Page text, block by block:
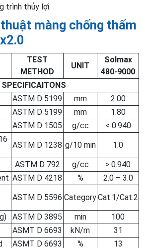
trình thủy lợi.
màng chống thấm
TEST
METHOD
UNIT
Solmax
480-9000
SPECIFICAITONS
ASTM D 5199 mm
2.00
ASTM D 5199 mm
1.80
ASTM D 1505 g/cc
< 0.940
ASTM D 1238 g/10 min 1.0
ASTM D 792 g/cc
> 0.940
ASTM D 4218 %
2.0 – 3.0
ASTM D 5596 CategoryCat.1/Cat.2
ASTM D 3895 min
100
ASMT D 6693 kN/m
31
ASMT D 6693 %
13